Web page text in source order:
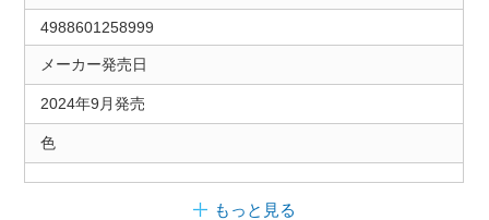
4988601258999
メーカー発売日
2024年9月発売
色
もっと見る